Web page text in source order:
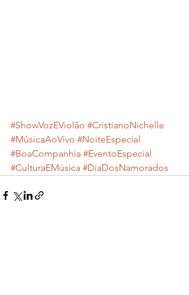
#ShowVozEViolão #CristianoNichelle
#MúsicaAoVivo #NoiteEspecial
#BoaCompanhia #EventoEspecial
#CulturaEMúsica #DiaDosNamorados